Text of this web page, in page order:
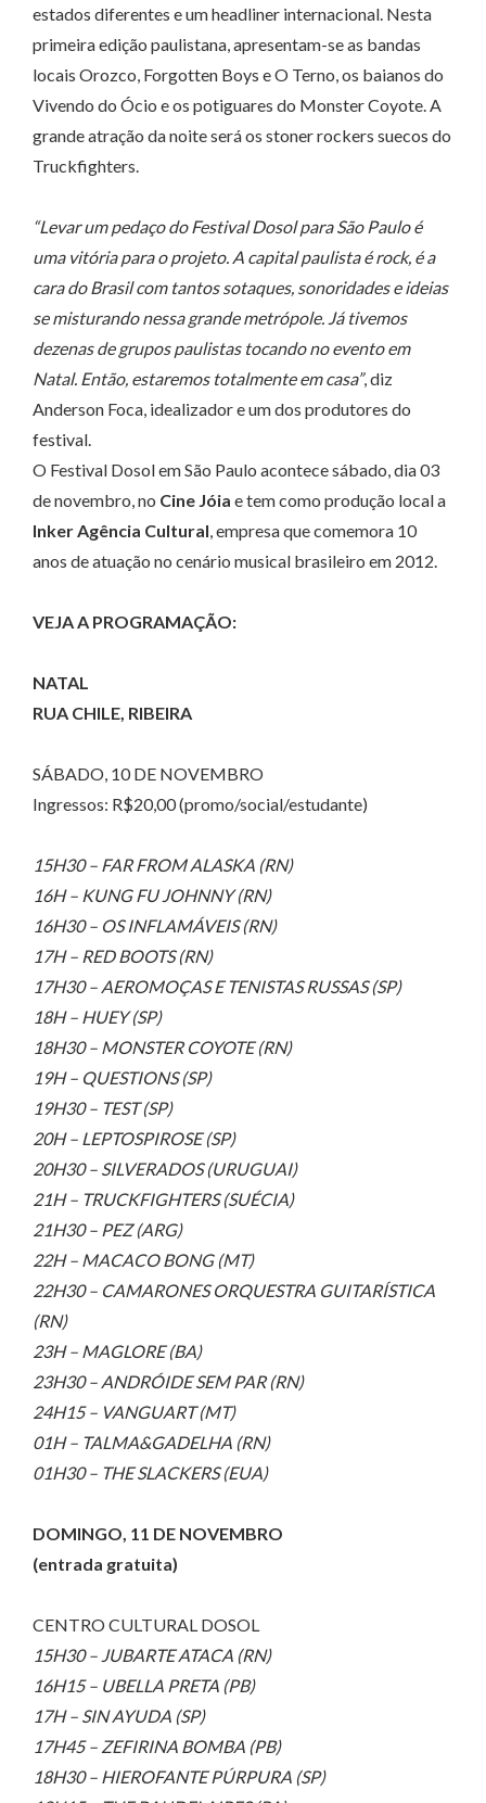
estados diferentes e um headliner internacional. Nesta
primeira edição paulistana, apresentam-se as bandas
locais Orozco, Forgotten Boys e O Terno, os baianos do
Vivendo do Ócio e os potiguares do Monster Coyote. A
grande atração da noite será os stoner rockers suecos do
Truckfighters.
“Levar um pedaço do Festival Dosol para São Paulo é
uma vitória para o projeto. A capital paulista é rock, é a
cara do Brasil com tantos sotaques, sonoridades e ideias
se misturando nessa grande metrópole. Já tivemos
dezenas de grupos paulistas tocando no evento em
Natal. Então, estaremos totalmente em casa”, diz
Anderson Foca, idealizador e um dos produtores do
festival.
O Festival Dosol em São Paulo acontece sábado, dia 03
de novembro, no Cine Jóia e tem como produção local a
Inker Agência Cultural, empresa que comemora 10
anos de atuação no cenário musical brasileiro em 2012.
VEJA A PROGRAMAÇÃO:
NATAL
RUA CHILE, RIBEIRA
SÁBADO, 10 DE NOVEMBRO
Ingressos: R$20,00 (promo/social/estudante)
15H30 – FAR FROM ALASKA (RN)
16H – KUNG FU JOHNNY (RN)
16H30 – OS INFLAMÁVEIS (RN)
17H – RED BOOTS (RN)
17H30 – AEROMOÇAS E TENISTAS RUSSAS (SP)
18H – HUEY (SP)
18H30 – MONSTER COYOTE (RN)
19H – QUESTIONS (SP)
19H30 – TEST (SP)
20H – LEPTOSPIROSE (SP)
20H30 – SILVERADOS (URUGUAI)
21H – TRUCKFIGHTERS (SUÉCIA)
21H30 – PEZ (ARG)
22H – MACACO BONG (MT)
22H30 – CAMARONES ORQUESTRA GUITARÍSTICA
(RN)
23H – MAGLORE (BA)
23H30 – ANDRÓIDE SEM PAR (RN)
24H15 – VANGUART (MT)
01H – TALMA&GADELHA (RN)
01H30 – THE SLACKERS (EUA)
DOMINGO, 11 DE NOVEMBRO
(entrada gratuita)
CENTRO CULTURAL DOSOL
15H30 – JUBARTE ATACA (RN)
16H15 – UBELLA PRETA (PB)
17H – SIN AYUDA (SP)
17H45 – ZEFIRINA BOMBA (PB)
18H30 – HIEROFANTE PÚRPURA (SP)